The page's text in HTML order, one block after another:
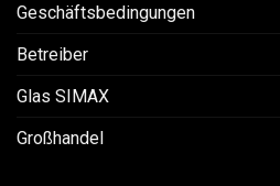
Geschäftsbedingungen
Betreiber
Glas SIMAX
Großhandel